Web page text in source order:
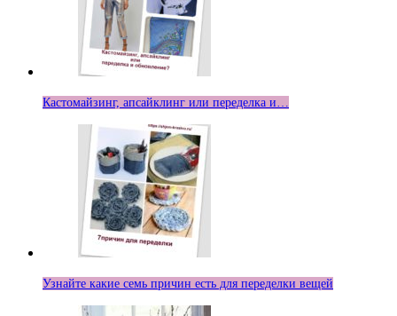
Кастомайзинг, апсайклинг или переделка и…
Узнайте какие семь причин есть для переделки вещей